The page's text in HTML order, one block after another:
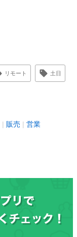
リモート 土日
販売 営業